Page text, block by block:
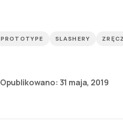
PROTOTYPE SLASHERY
Opublikowano: 31 maja, 2019